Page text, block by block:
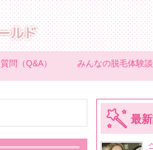
問（Q&A） みんなの脱毛体験
最